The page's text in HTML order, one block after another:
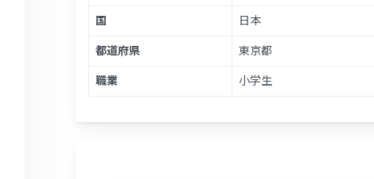
国 日本
都道府県 東京都
職業 小学生